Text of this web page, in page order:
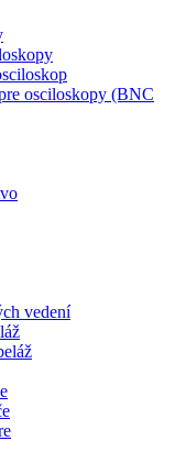
osciloskopy (BNC
vedení